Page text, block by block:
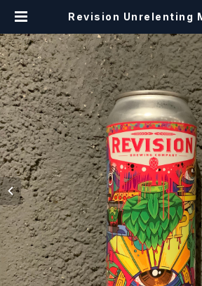
Revision Unrelenting
【クラフトビール】 |
sors